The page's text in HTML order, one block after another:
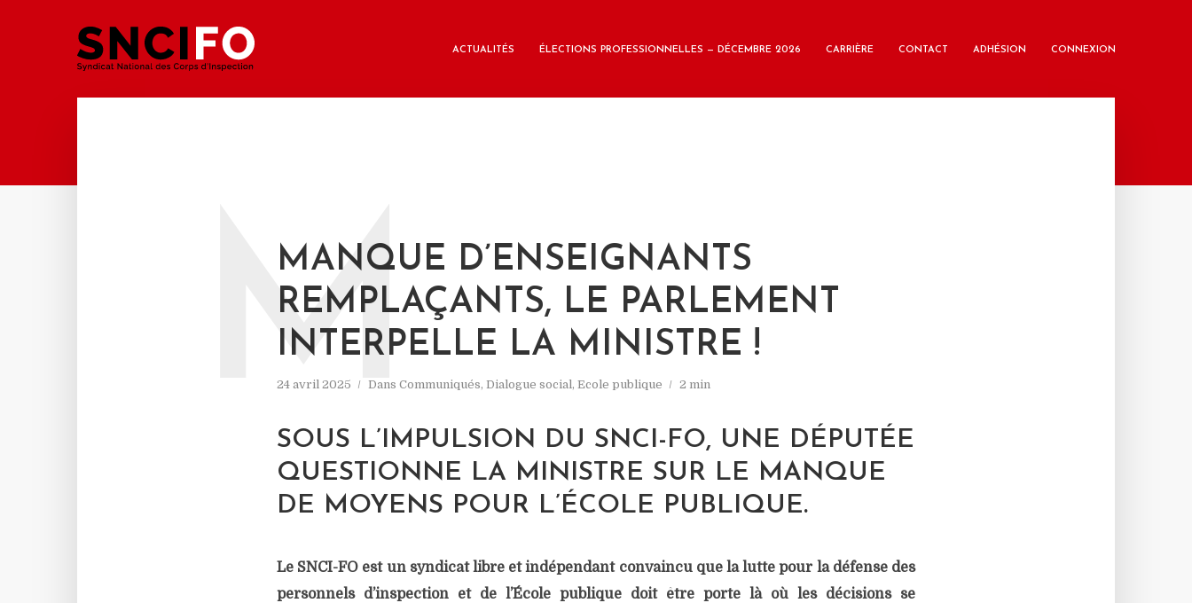
ACTUALITÉS ÉLECTIONS PROFESSIONNELLES — DÉCEMBRE 2026 CARRIÈRE CONTACT ADHÉSION CONNEXION
MANQUE D’ENSEIGNANTS
REMPLAÇANTS, LE PARLEMENT
INTERPELLE LA MINISTRE !
24 avril 2025 Dans Communiqués, Dialogue social, Ecole publique 2 min
M
SOUS L’IMPULSION DU SNCI-FO, UNE DÉPUTÉE
QUESTIONNE LA MINISTRE SUR LE MANQUE
DE MOYENS POUR L’ÉCOLE PUBLIQUE.
Le SNCI-FO est un syn­di­cat libre et indé­pen­dant convain­cu que la lutte pour la défense des
per­son­nels d’ins­pec­tion et de l’É­cole publique doit être porte là où les déci­sions se